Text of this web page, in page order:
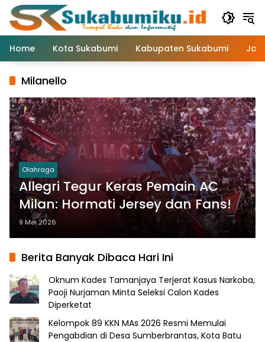
Langsung
konten
Home
Kota Sukabumi Kabupaten Sukabumi
Milanello
Olahraga
Allegri Tegur Keras Pemain AC
Milan: Hormati Jersey dan Fans!
9 Mei 2026
Berita Banyak Dibaca Hari Ini
Oknum Kades Tamanjaya Terjerat Kasus Narkoba,
Paoji Nurjaman Minta Seleksi Calon Kades
Diperketat
Kelompok 89 KKN MAs 2026 Resmi Memulai
Pengabdian di Desa Sumberbrantas, Kota Batu